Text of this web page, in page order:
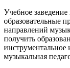
Учебное заведение
образовательные
направлений
получить
инструментальное
музыкальная